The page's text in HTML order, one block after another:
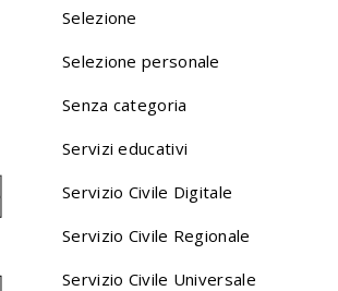
Selezione
Selezione personale
Senza categoria
Servizi educativi
Servizio Civile Digitale
Servizio Civile Regionale
Servizio Civile Universale